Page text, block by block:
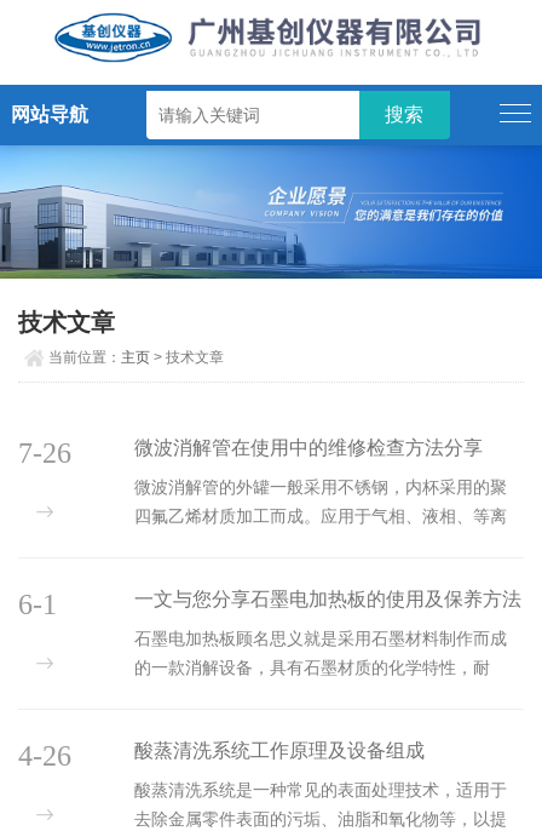
网站导航
技术文章
当前位置： 主页 > 技术文章
微波消解管在使用中的维修检查方法分享
微波消解管的外罐一般采用不锈钢，内杯采用的聚
四氟乙烯材质加工而成。应用于气相、液相、等离
金、环保、商检、化工、核工等系统。微波消解管
采用温度和压力双重控制模式，温度或压力单独控
制的模式逐渐被市场淘汰。温度越高，样品反应速
感器读取数据的真实性与准确性，非常重要。微波
消解管在使用中的维修检查如下：1、经常...
7-26
一文与您分享石墨电加热板的使用及保养方法
石墨电加热板顾名思义就是采用石墨材料制作而成
的一款消解设备，具有石墨材质的化学特性，耐
板和微波消解仪一样，都应用于实验室样品前处理
之中。本产品采用化学稳定性良好的玻璃陶瓷做托
盘，具有和安全加热以及恒温控制的效果。逐渐趋
6-1
酸蒸清洗系统工作原理及设备组成
酸蒸清洗系统是一种常见的表面处理技术，适用于
去除金属零件表面的污垢、油脂和氧化物等，以提
4-26